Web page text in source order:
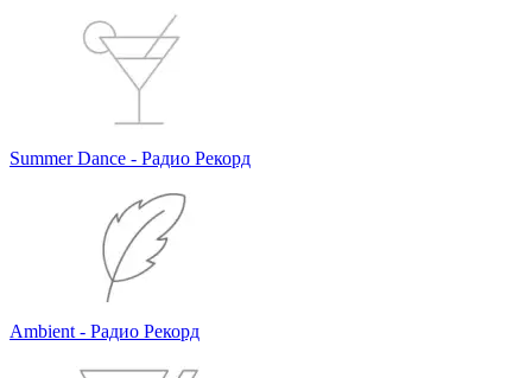
Summer Dance - Радио Рекорд
Ambient - Радио Рекорд